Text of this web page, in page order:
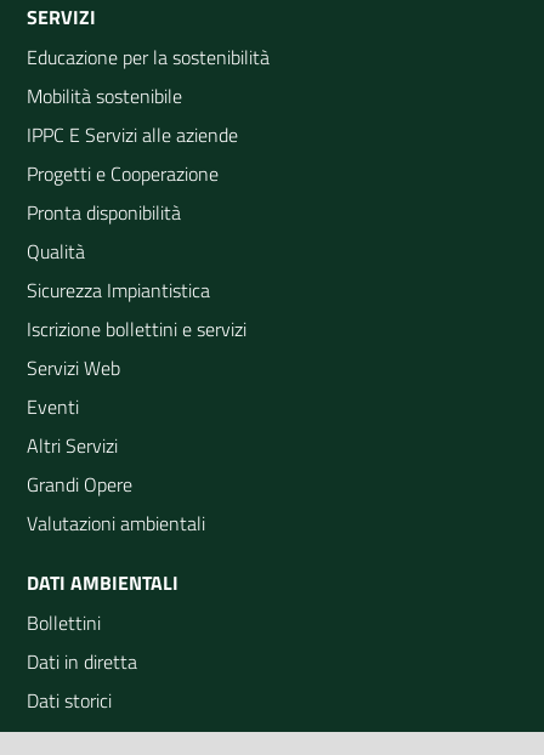
SERVIZI
Educazione per la sostenibilità
Mobilità sostenibile
IPPC E Servizi alle aziende
Progetti e Cooperazione
Pronta disponibilità
Qualità
Sicurezza Impiantistica
Iscrizione bollettini e servizi
Servizi Web
Eventi
Altri Servizi
Grandi Opere
Valutazioni ambientali
DATI AMBIENTALI
Bollettini
Dati in diretta
Dati storici
Indicatori ambientali